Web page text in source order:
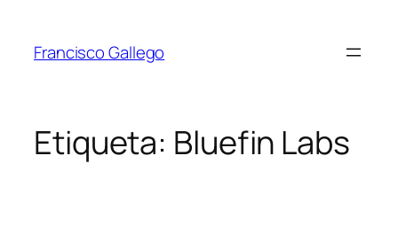
contenido
Francisco Gallego
Etiqueta: Bluefin Labs